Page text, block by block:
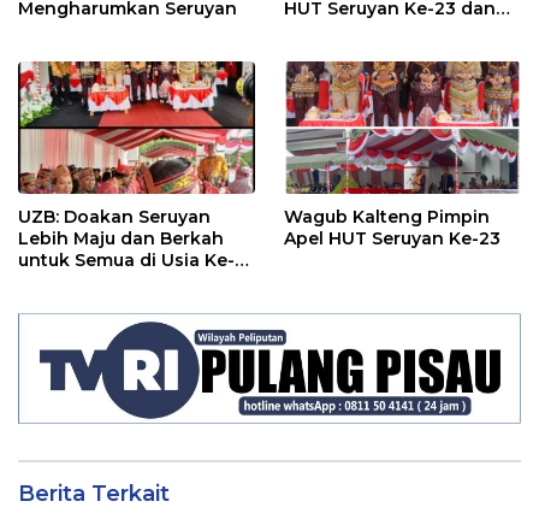
Mengharumkan Seruyan
HUT Seruyan Ke-23 dan
UZB: Doakan Seruyan
Lebih Maju dan Berkah
untuk Semua di Usia Ke-
Wagub Kalteng Pimpin
Apel HUT Seruyan Ke-23
Berita Terkait